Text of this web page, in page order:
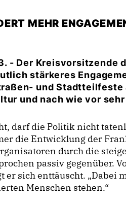
MEHR
- Der Kreisvorsitzende
stärkeres
und Stadtteilfeste
und nach wie vor sehr
darf die Politik nicht
die Entwicklung der
durch die
passiv gegenüber.
er sich enttäuscht. „Dabei
Menschen stehen.“